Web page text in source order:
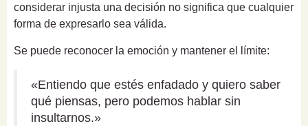
considerar injusta una decisión no significa que cualquier
forma de expresarlo sea válida.
Se puede reconocer la emoción y mantener el límite:
«Entiendo que estés enfadado y quiero saber
qué piensas, pero podemos hablar sin
insultarnos.»